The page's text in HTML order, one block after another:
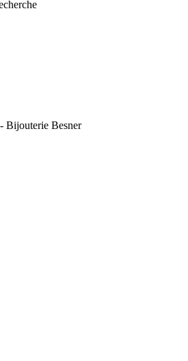
Bijouterie Besner